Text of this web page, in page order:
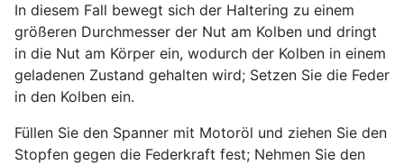
In diesem Fall bewegt sich der Haltering zu einem
größeren Durchmesser der Nut am Kolben und dringt
in die Nut am Körper ein, wodurch der Kolben in einem
geladenen Zustand gehalten wird; Setzen Sie die Feder
in den Kolben ein.
Füllen Sie den Spanner mit Motoröl und ziehen Sie den
Stopfen gegen die Federkraft fest; Nehmen Sie den